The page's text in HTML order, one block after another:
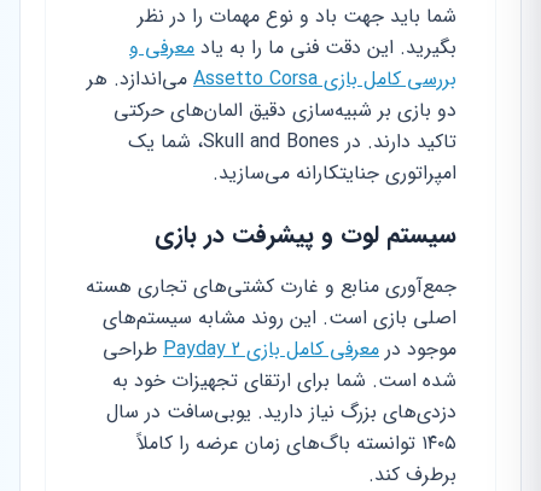
شما باید جهت باد و نوع مهمات را در نظر
بگیرید. این دقت فنی ما را به یاد معرفی و
بررسی کامل بازی Assetto Corsa
می‌اندازد. هر
دو بازی بر شبیه‌سازی دقیق المان‌های حرکتی
تاکید دارند. در Skull and Bones، شما یک
امپراتوری جنایتکارانه می‌سازید.
سیستم لوت و پیشرفت در بازی
جمع‌آوری منابع و غارت کشتی‌های تجاری هسته
اصلی بازی است. این روند مشابه سیستم‌های
موجود در معرفی کامل بازی Payday 2
طراحی
شده است. شما برای ارتقای تجهیزات خود به
دزدی‌های بزرگ نیاز دارید. یوبی‌سافت در سال
۱۴۰۵ توانسته باگ‌های زمان عرضه را کاملاً
برطرف کند.